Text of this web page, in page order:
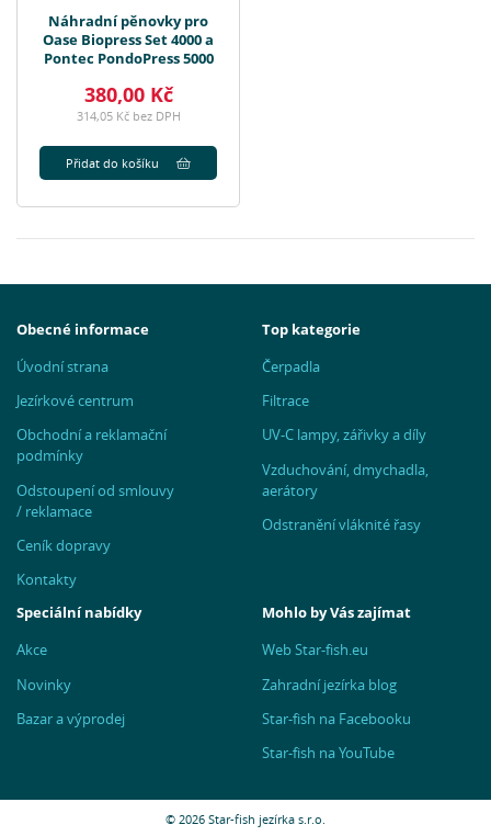
Náhradní pěnovky pro
Oase Biopress Set 4000 a
Pontec PondoPress 5000
380,00 Kč
314,05 Kč bez DPH
Přidat do košíku
Obecné informace
Úvodní strana
Jezírkové centrum
Obchodní a reklamační
podmínky
Odstoupení od smlouvy
/ reklamace
Ceník dopravy
Kontakty
Top kategorie
Čerpadla
Filtrace
UV-C lampy, zářivky a díly
Vzduchování, dmychadla,
aerátory
Odstranění vláknité řasy
Speciální nabídky
Akce
Novinky
Bazar a výprodej
Mohlo by Vás zajímat
Web Star-fish.eu
Zahradní jezírka blog
Star-fish na Facebooku
Star-fish na YouTube
© 2026 Star-fish jezírka s.r.o.